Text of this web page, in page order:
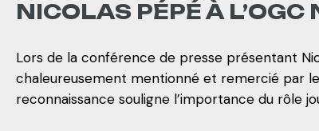
NICOLAS PÉPÉ À L’OGC
Lors de la conférence de presse présentant
chaleureusement mentionné et remercié par
reconnaissance souligne l’importance du rôle